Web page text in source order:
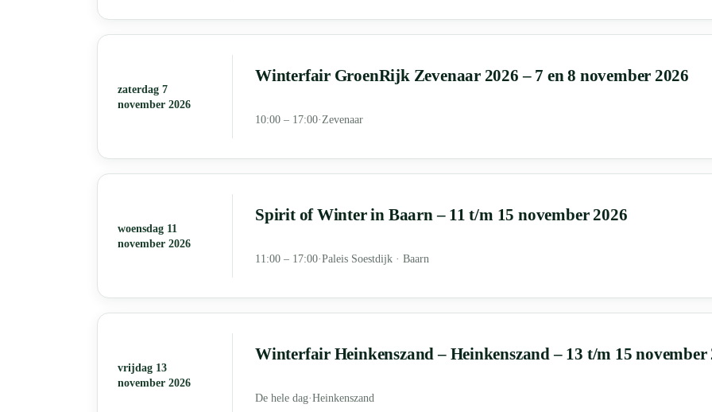
zaterdag 7
november 2026
Winterfair GroenRijk Zevenaar 2026 – 7 en 8 november 2026
10:00 – 17:00·Zevenaar
woensdag 11
november 2026
Spirit of Winter in Baarn – 11 t/m 15 november 2026
11:00 – 17:00·Paleis Soestdijk · Baarn
vrijdag 13
november 2026
Winterfair Heinkenszand – Heinkenszand – 13 t/m 15 november
De hele dag·Heinkenszand